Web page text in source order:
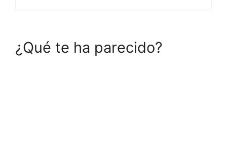
¿Qué te ha parecido?